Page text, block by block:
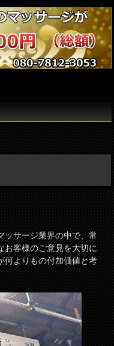
ッサージ業界の中で、常
お客様のご意見を大切に
何よりもの付加価値と考